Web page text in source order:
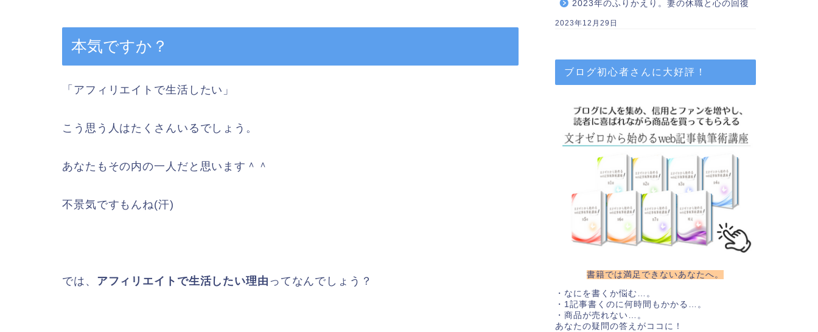
本気ですか？
「アフィリエイトで生活したい」
こう思う人はたくさんいるでしょう。
あなたもその内の一人だと思います＾＾
不景気ですもんね(汗)
では、 アフィリエイトで生活したい理由 ってなんでしょう？
2023年のふりかえり。妻の休職と心の回復
2023年12月29日
ブログ初心者さんに大好評！
書籍では満足できないあなたへ。
・なにを書くか悩む…。
・1記事書くのに何時間もかかる…。
・商品が売れない…。
あなたの疑問の答えがココに！